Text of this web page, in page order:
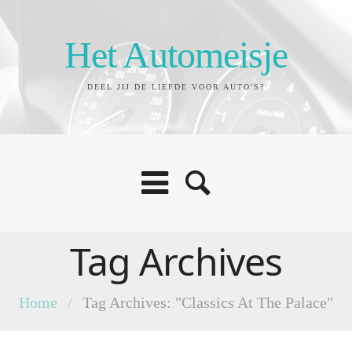
Het Automeisje
DEEL JIJ DE LIEFDE VOOR AUTO'S?
Tag Archives
Home / Tag Archives: "Classics At The Palace"